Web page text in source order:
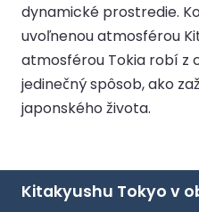
dynamické prostredie.
uvoľnenou atmosférou
atmosférou Tokia robí z
jedinečný spôsob, ako
japonského života.
Kitakyushu Tokyo v